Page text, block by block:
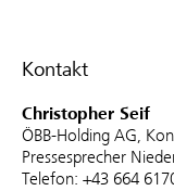
Kontakt
Christopher Seif
ÖBB-Holding AG,
Pressesprecher
Telefon: +43 664